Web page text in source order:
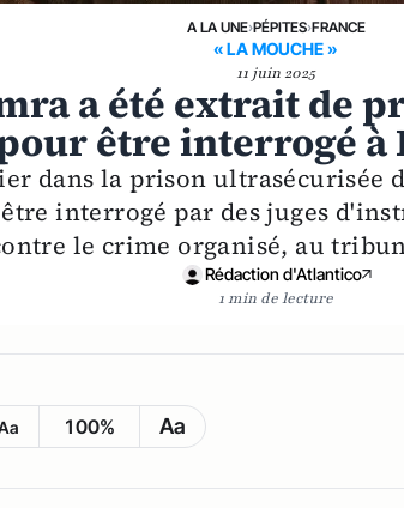
A LA UNE›PÉPITES›FRANCE
« LA MOUCHE »
11 juin 2025
a été extrait de
être interrogé à
dans la prison ultrasécurisée
interrogé par des juges
le crime organisé, au
Rédaction d'Atlantico
1 min de lecture
100% Aa